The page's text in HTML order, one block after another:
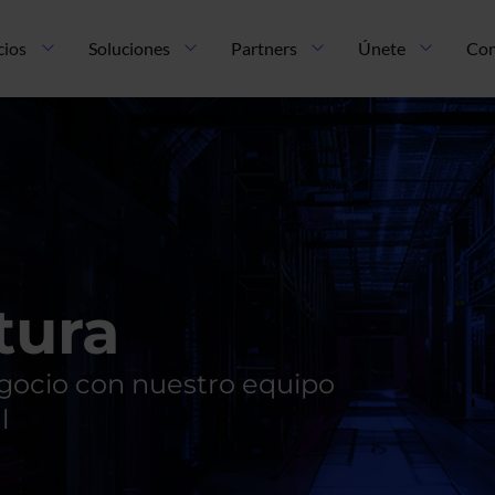
Soluciones Partners Únete
con nuestro equipo